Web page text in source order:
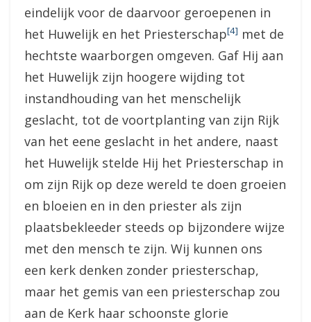
eindelijk voor de daarvoor geroepenen in
het Huwelijk en het Priesterschap[4] met de
hechtste waarborgen omgeven. Gaf Hij aan
het Huwelijk zijn hoogere wijding tot
instandhouding van het menschelijk
geslacht, tot de voortplanting van zijn Rijk
van het eene geslacht in het andere, naast
het Huwelijk stelde Hij het Priesterschap in
om zijn Rijk op deze wereld te doen groeien
en bloeien en in den priester als zijn
plaatsbekleeder steeds op bijzondere wijze
met den mensch te zijn. Wij kunnen ons
een kerk denken zonder priesterschap,
maar het gemis van een priesterschap zou
aan de Kerk haar schoonste glorie